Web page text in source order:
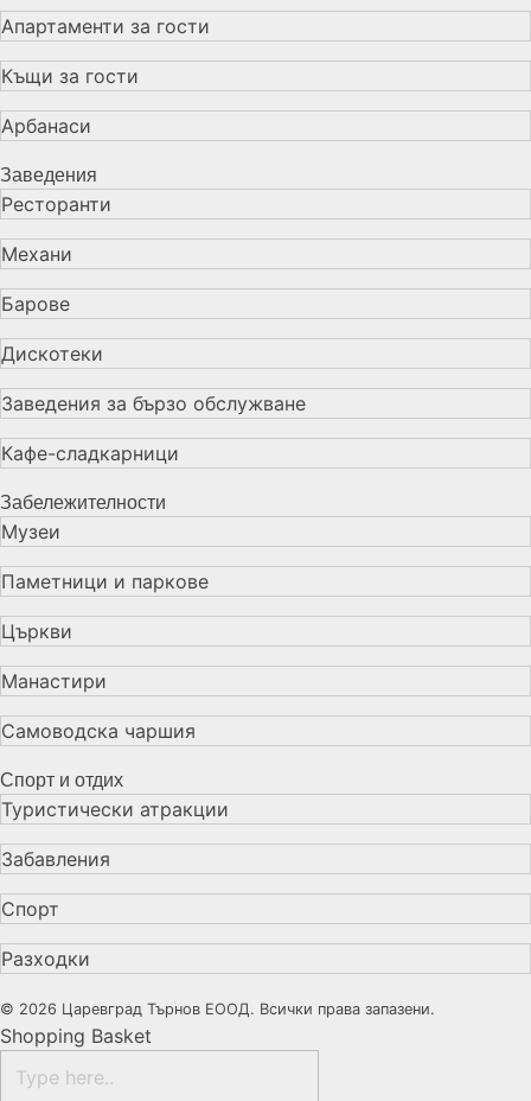
Апартаменти за гости
Къщи за гости
Арбанаси
Заведения
Ресторанти
Механи
Барове
Дискотеки
Заведения за бързо обслужване
Кафе-сладкарници
Забележителности
Музеи
Паметници и паркове
Църкви
Манастири
Самоводска чаршия
Спорт и отдих
Туристически атракции
Забавления
Спорт
Разходки
© 2026 Царевград Търнов ЕООД. Всички права запазени.
Shopping Basket